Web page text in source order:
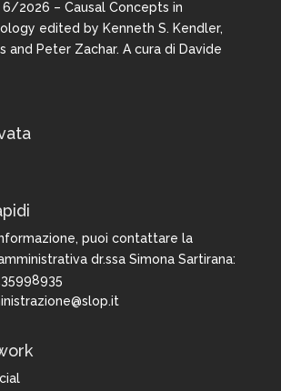
6/2026 – Causal Concepts in
edited by Kenneth S. Kendler,
and Peter Zachar. A cura di Davide
puoi contattare la
dr.ssa Simona Sartirana: